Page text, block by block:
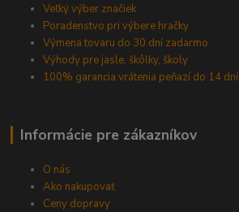
Veľký výber značiek
Poradenstvo pri výbere hračky
Výmena tovaru do 30 dní zadarmo
Výhody pre jasle, škôlky, školy
100% garancia vrátenia peňazí do 14 dní
Informácie pre zákazníkov
O nás
Ako nakupovať
Ceny dopravy